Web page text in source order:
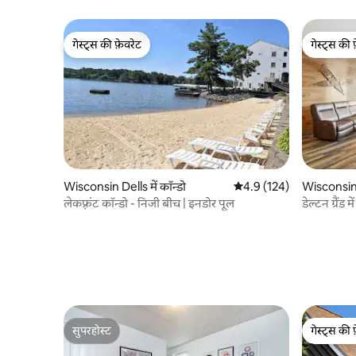
गेस्ट्स की फ़ेवरेट
गेस्ट्स की फ़ेवरेट
Wisconsin Dells में कॉन्डो औसत रेटिंग 5 में से 4.9, 124
4.9 (124)
लेकफ़्रंट कॉन्डो - निजी बीच | इनडोर पूल
गेस्ट्स की
गेस्ट्स की
डेल्टन ग्रैंड में
सुपरहोस्ट
सुपरहोस्ट
गेस्ट्स की
गेस्ट्स की